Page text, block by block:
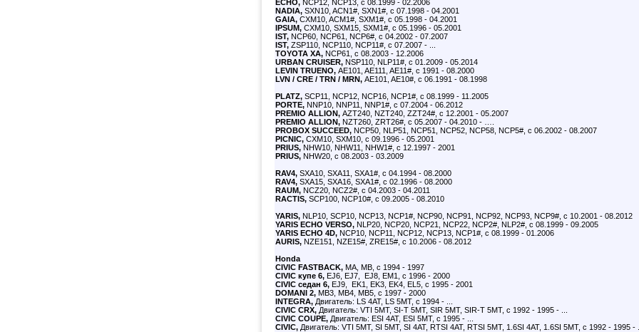
ECHO, NCP12, NCP13, с 08.1999 - 02.2006
NADIA, SXN10, ACN1#, SXN1#, с 07.1998 - 04.2001
GAIA, CXM10, ACM1#, SXM1#, с 05.1998 - 04.2001
IPSUM, CXM10, SXM15, SXM1#, с 05.1996 - 05.2001
IST, NCP60, NCP61, NCP6#, с 04.2002 - 07.2007
IST, ZSP110, NCP110, NCP11#, с 07.2007 - ...
TOYOTA XA, NCP61, с 08.2003 - 12.2006
URBAN CRUISER, NSP110, NLP11#, с 01.2009 - 05.2014
LEVIN TRUENO, AE101, AE111, AE11#, с 1991 - 08.2000
LVN / CRE / TRN / MRN, AE101, AE10#, с 06.1991 - 08.1998
PLATZ, SCP11, NCP12, NCP16, NCP1#, с 08.1999 - 11.2005
PORTE, NNP10, NNP11, NNP1#, с 07.2004 - 06.2012
PREMIO ALLION, AZT240, NZT240, ZZT24#, с 12.2001 - 05.2007
PREMIO ALLION, NZT260, ZRT26#, с 05.2007 - 04.2010 - ….
PROBOX SUCCEED, NCP50, NLP51, NCP51, NCP52, NCP58, NCP5#, с 06.2002 - 08.2007
PICNIC, CXM10, SXM10, с 09.1996 - 05.2001
PRIUS, NHW10, NHW11, NHW1#, с 12.1997 - 2001
PRIUS, NHW20, с 08.2003 - 03.2009
RAV4, SXA10, SXA11, SXA1#, с 04.1994 - 08.2000
RAV4, SXA15, SXA16, SXA1#, с 02.1996 - 08.2000
RAUM, NCZ20, NCZ2#, с 04.2003 - 04.2011
RACTIS, SCP100, NCP10#, с 09.2005 - 08.2010
YARIS, NLP10, SCP10, NCP13, NCP1#, NCP90, NCP91, NCP92, NCP93, NCP9#, с 10.2001 - 08.2012
YARIS ECHO VERSO, NLP20, NCP20, NCP21, NCP22, NCP2#, NLP2#, с 08.1999 - 09.2005
YARIS ECHO 4D, NCP10, NCP11, NCP12, NCP13, NCP1#, с 08.1999 - 01.2006
AURIS, NZE151, NZE15#, ZRE15#, с 10.2006 - 08.2012
Honda
CIVIC FASTBACK, MA, MB, с 1994 - 1997
CIVIC купе 6, EJ6, EJ7, EJ8, EM1, с 1996 - 2000
CIVIC седан 6, EJ9, EK1, EK3, EK4, EL5, с 1995 - 2001
DOMANI 2, MB3, MB4, MB5, с 1997 - 2000
INTEGRA, Двигатель: LS 4AT, LS 5MT, с 1994 - ...
CIVIC CRX, Двигатель: VTI 5MT, SI-T 5MT, SIR 5MT, SIR-T 5MT, с 1992 - 1995 - ...
CIVIC COUPE, Двигатель: ESI 4AT, ESI 5MT, с 1995 - ...
CIVIC, Двигатель: VTI 5MT, SI 5MT, SI 4AT, RTSI 4AT, RTSI 5MT, 1.6SI 4AT, 1.6SI 5MT, с 1992 - 1995 -